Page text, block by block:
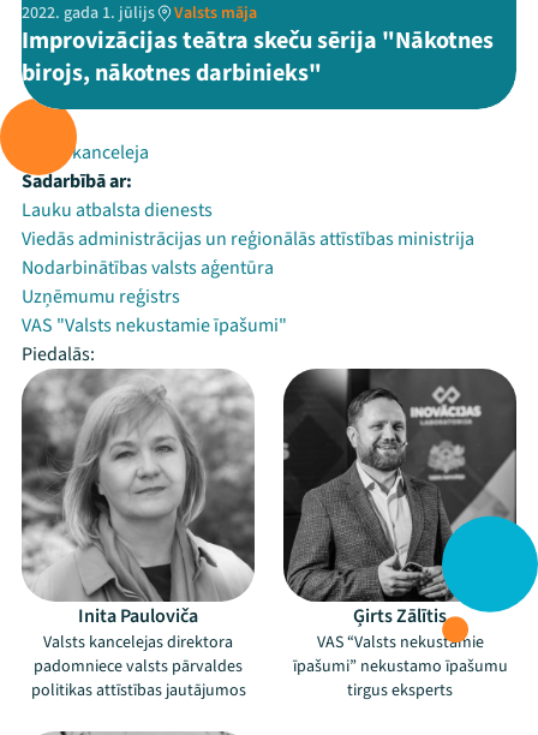
2022. gada 1. jūlijs Valsts māja
Improvizācijas teātra skeču sērija "Nākotnes
birojs, nākotnes darbinieks"
Valsts kanceleja
Sadarbībā ar:
Lauku atbalsta dienests
Viedās administrācijas un reģionālās attīstības ministrija
Nodarbinātības valsts aģentūra
Uzņēmumu reģistrs
VAS "Valsts nekustamie īpašumi"
Piedalās:
Inita Pauloviča
Valsts kancelejas direktora
padomniece valsts pārvaldes
politikas attīstības jautājumos
Ģirts Zālītis
VAS “Valsts nekustamie
īpašumi” nekustamo īpašumu
tirgus eksperts